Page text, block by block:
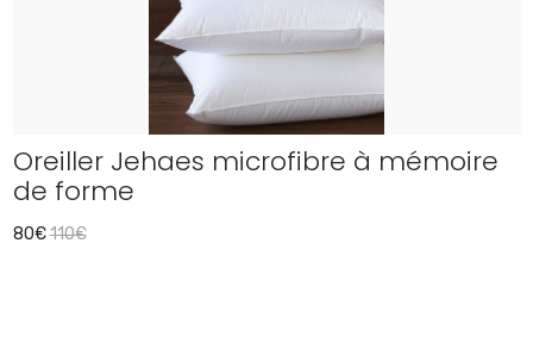
Oreiller Jehaes microfibre à mémoire
de forme
80€110€